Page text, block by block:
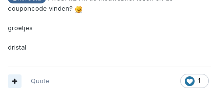
couponcode vinden?
groetjes
dristal
1
Quote